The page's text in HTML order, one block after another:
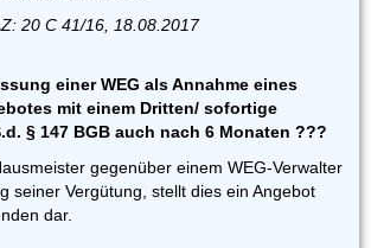
20 C 41/16, 18.08.2017
einer WEG als Annahme eines
mit einem Dritten/ sofortige
§ 147 BGB auch nach 6 Monaten ???
gegenüber einem WEG-Verwalter
seiner Vergütung, stellt dies ein Angebot
dar.